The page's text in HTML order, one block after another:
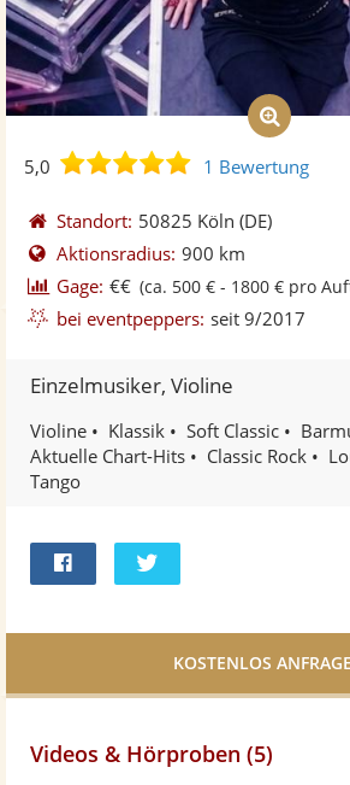
5,0
5,0
5
Sternen
1 Bewertung
Standort: 50825 Köln (DE)
Aktionsradius: 900 km
Gage: €€ (ca. 500 € - 1800 € pro
bei eventpeppers: seit 9/2017
Einzelmusiker, Violine
Violine Klassik Soft Classic
Aktuelle Chart-Hits
Classic Rock
Tango
Facebook
Videos & Hörproben (5)